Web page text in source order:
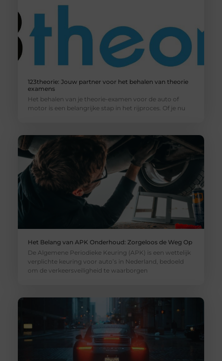
123theorie: Jouw partner voor het behalen van theorie
examens
Het behalen van je theorie-examen voor de auto of
motor is een belangrijke stap in het rijproces. Of je nu
Het Belang van APK Onderhoud: Zorgeloos de Weg Op
De Algemene Periodieke Keuring (APK) is een wettelijk
verplichte keuring voor auto’s in Nederland, bedoeld
om de verkeersveiligheid te waarborgen